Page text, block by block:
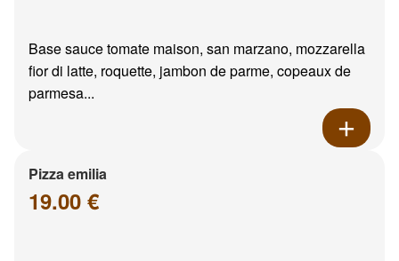
Base sauce tomate maison, san marzano, mozzarella
fior di latte, roquette, jambon de parme, copeaux de
parmesa...
Pizza emilia
19.00 €